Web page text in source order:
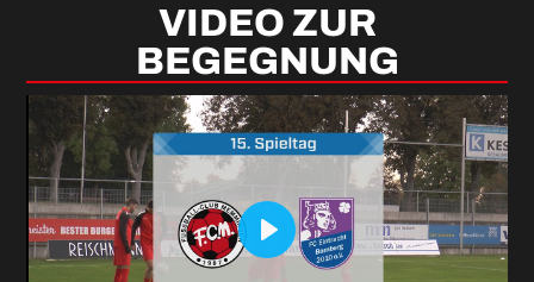
VIDEO ZUR
BEGEGNUNG
Play